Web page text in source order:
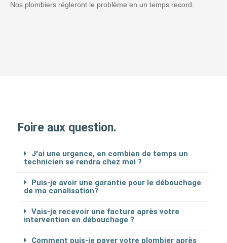
Nos plombiers régleront le problème en un temps record.
Foire aux question.
J'ai une urgence, en combien de temps un
technicien se rendra chez moi ?
Puis-je avoir une garantie pour le débouchage
de ma canalisation?
Vais-je recevoir une facture après votre
intervention en débouchage ?
Comment puis-je payer votre plombier après